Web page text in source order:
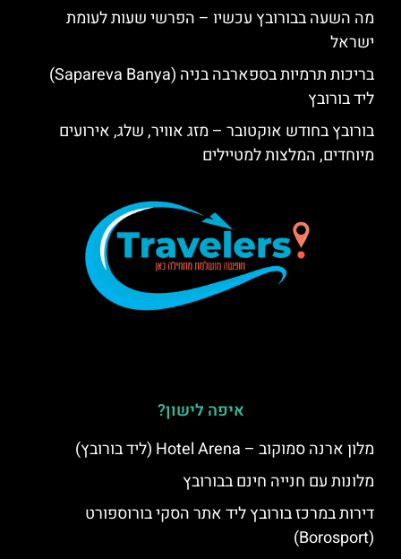
מה השעה בבורובץ עכשיו – הפרשי שעות לעומת
ישראל
בריכות תרמיות בספארבה בניה (Sapareva Banya)
ליד בורובץ
בורובץ בחודש אוקטובר – מזג אוויר, שלג, אירועים
מיוחדים, המלצות למטיילים
איפה לישון?
מלון ארנה סמוקוב – Hotel Arena (ליד בורובץ)
מלונות עם חנייה חינם בבורובץ
דירות במרכז בורובץ ליד אתר הסקי בורוספורט
(Borosport)